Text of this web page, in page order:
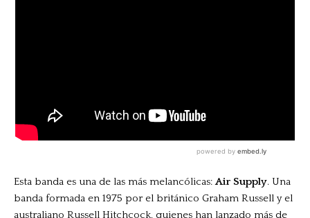
Esta banda es una de las más melancólicas:Air Supply. Una
banda formada en 1975 por el británico Graham Russell y el
australiano Russell Hitchcock, quienes han lanzado más de